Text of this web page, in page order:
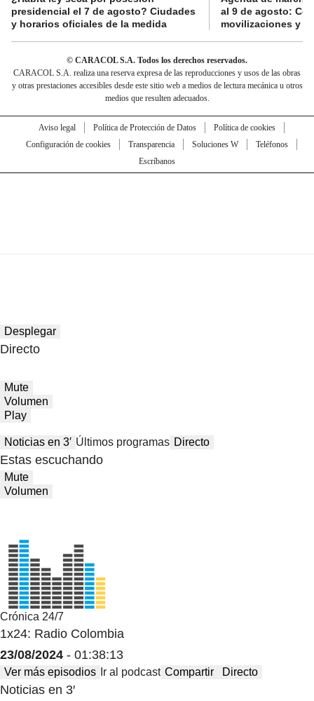
presidencial el 7 de agosto? Ciudades
y horarios oficiales de la medida
al 9 de agosto:
movilizaciones y
© CARACOL S.A. Todos los derechos reservados.
CARACOL S.A. realiza una reserva expresa de las reproducciones y usos de las obras
y otras prestaciones accesibles desde este sitio web a medios de lectura mecánica u otros
medios que resulten adecuados.
Aviso legal Política de Protección de Datos
Política de cookies
Configuración de cookies
Transparencia Soluciones W
Teléfonos
Escríbanos
Desplegar
Directo
Mute
Volumen
Play
Noticias en 3′ Últimos programas Directo
Estas escuchando
Mute
Volumen
Crónica 24/7
1x24: Radio Colombia
23/08/2024 - 01:38:13
Ver más episodios Ir al podcast Compartir Directo
Noticias en 3′